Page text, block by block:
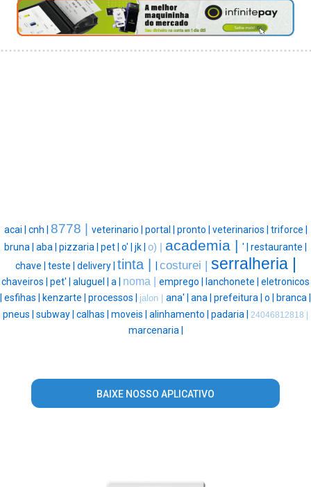
acai | cnh | 8778 | veterinario | portal | pronto | veterinarios | triforce |
bruna | aba | pizzaria | pet | o' | jk | o) | academia | ' | restaurante |
chave | teste | delivery | tinta | costurei | serralheria |
chaveiros | pet' | aluguel | a | noma | emprego | lanchonete | eletronicos
esfihas | kenzarte | processos | jalon | ana' | ana | prefeitura | o |
branca |
pneus | subway | calhas | moveis | alinhamento | padaria | 24046812818 |
marcenaria |
BAIXE NOSSO APLICATIVO